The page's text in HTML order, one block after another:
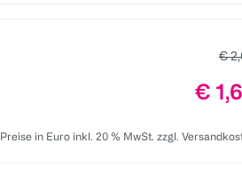
€
€
Preise in Euro inkl. 20 % MwSt. zzgl.